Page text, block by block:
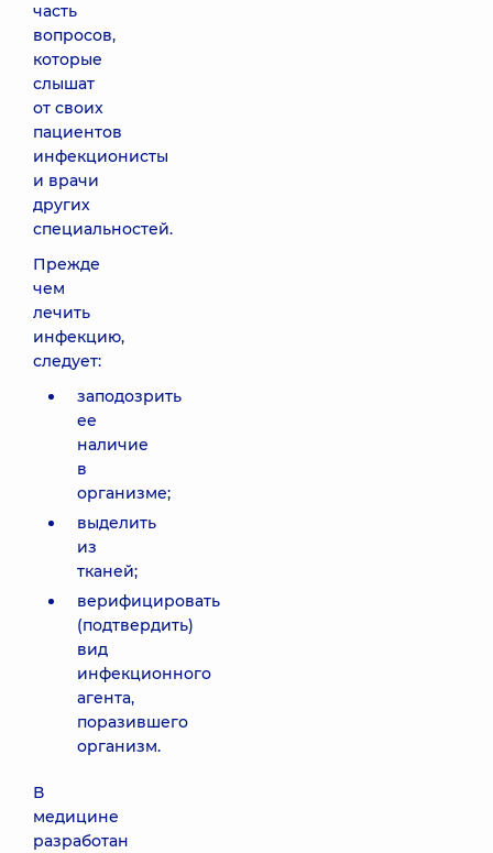
часть
вопросов,
которые
слышат
от своих
пациентов
инфекционисты
и врачи
других
специальностей.
Прежде
чем
лечить
инфекцию,
следует:
заподозрить
ее
наличие
в
организме;
выделить
из
тканей;
верифицировать
(подтвердить)
вид
инфекционного
агента,
поразившего
организм.
В
медицине
разработан